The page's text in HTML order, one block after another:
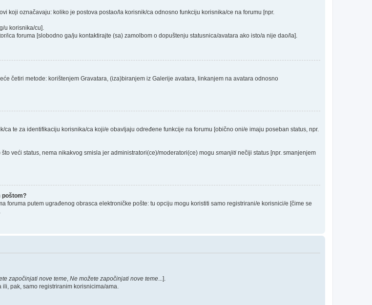
koji označavaju: koliko je postova postao/la korisnik/ca odnosno funkciju korisnika/ce na forumu [npr.
u korisnika/cu].
ica foruma [slobodno ga/ju kontaktirajte (sa) zamolbom o dopuštenju statusnica/avatara ako isto/a nije dao/la].
četiri metode: korištenjem Gravatara, (iza)biranjem iz Galerije avatara, linkanjem na avatara odnosno
te za identifikaciju korisnika/ca koji/e obavljaju određene funkcije na forumu [obično oni/e imaju poseban status, npr.
veći status, nema nikakvog smisla jer administratori(ce)/moderatori(ce) mogu smanjiti nečiji status [npr. smanjenjem
poštom?
putem ugrađenog obrasca elektroničke pošte: tu opciju mogu koristiti samo registrirani/e korisnici/e [čime se
započinjati nove teme, Ne možete započinjati nove teme...].
pak, samo registriranim korisnicima/ama.